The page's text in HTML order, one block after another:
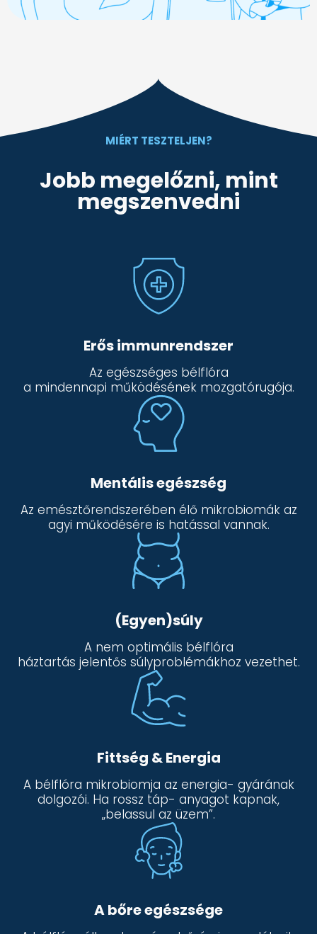
MIÉRT TESZTELJEN?
Jobb megelőzni, mint
megszenvedni
Erős immunrendszer
Az egészséges bélflóra
a mindennapi működésének mozgatórugója.
Mentális egészség
Az emésztőrendszerében élő mikrobiomák az
agyi működésére is hatással vannak.
(Egyen)súly
A nem optimális bélflóra
háztartás jelentős súlyproblémákhoz vezethet.
Fittség & Energia
A bélflóra mikrobiomja az energia- gyárának
dolgozói. Ha rossz táp- anyagot kapnak,
„belassul az üzem”.
A bőre egészsége